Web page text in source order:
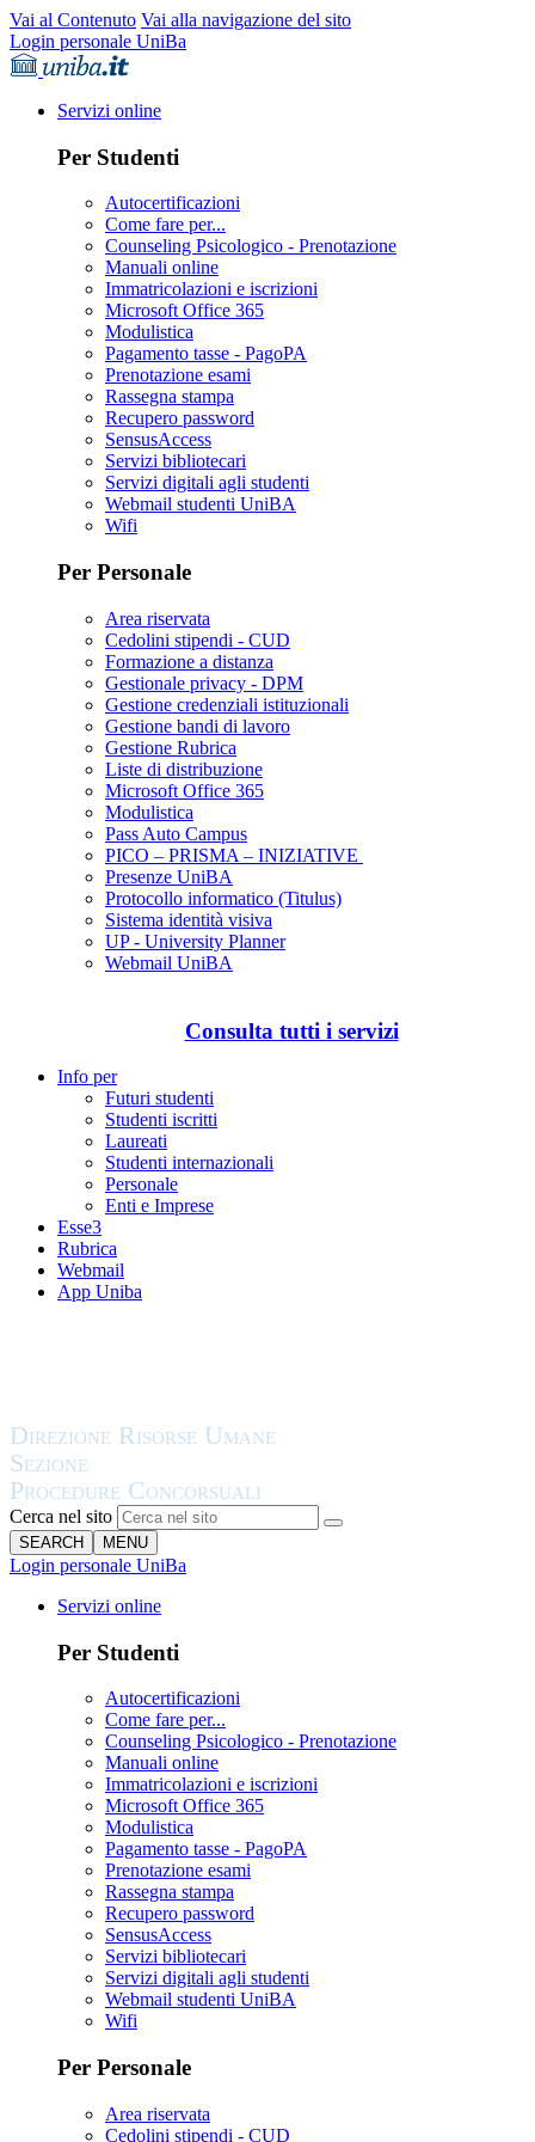
Vai al Contenuto Vai alla navigazione del sito
Login personale UniBa
Servizi online
Per Studenti
Autocertificazioni
Come fare per...
Counseling Psicologico - Prenotazione
Manuali online
Immatricolazioni e iscrizioni
Microsoft Office 365
Modulistica
Pagamento tasse - PagoPA
Prenotazione esami
Rassegna stampa
Recupero password
SensusAccess
Servizi bibliotecari
Servizi digitali agli studenti
Webmail studenti UniBA
Wifi
Per Personale
Area riservata
Cedolini stipendi - CUD
Formazione a distanza
Gestionale privacy - DPM
Gestione credenziali istituzionali
Gestione bandi di lavoro
Gestione Rubrica
Liste di distribuzione
Microsoft Office 365
Modulistica
Pass Auto Campus
PICO – PRISMA – INIZIATIVE
Presenze UniBA
Protocollo informatico (Titulus)
Sistema identità visiva
UP - University Planner
Webmail UniBA
Consulta tutti i servizi
Info per
Futuri studenti
Studenti iscritti
Laureati
Studenti internazionali
Personale
Enti e Imprese
Esse3
Rubrica
Webmail
App Uniba
Cerca nel sito
SEARCH MENU
Login personale UniBa
Servizi online
Per Studenti
Autocertificazioni
Come fare per...
Counseling Psicologico - Prenotazione
Manuali online
Immatricolazioni e iscrizioni
Microsoft Office 365
Modulistica
Pagamento tasse - PagoPA
Prenotazione esami
Rassegna stampa
Recupero password
SensusAccess
Servizi bibliotecari
Servizi digitali agli studenti
Webmail studenti UniBA
Wifi
Per Personale
Area riservata
Cedolini stipendi - CUD